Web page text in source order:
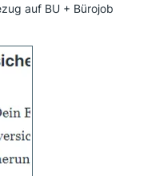
auf BU + Bürojob